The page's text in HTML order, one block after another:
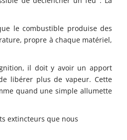
le combustible produise des
propre à chaque matériel,
il doit y avoir un apport
libérer plus de vapeur. Cette
quand une simple allumette
extincteurs que nous